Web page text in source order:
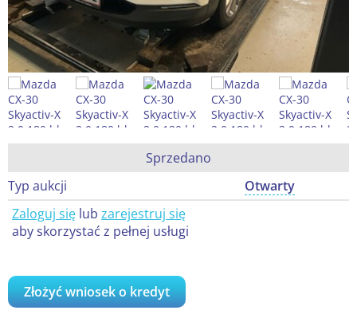
Sprzedano
Typ aukcji
Otwarty
Zaloguj się lub zarejestruj się
aby skorzystać z pełnej usługi
Złożyć wniosek o kredyt